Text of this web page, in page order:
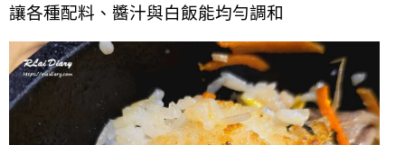
讓各種配料、醬汁與白飯能均勻調和